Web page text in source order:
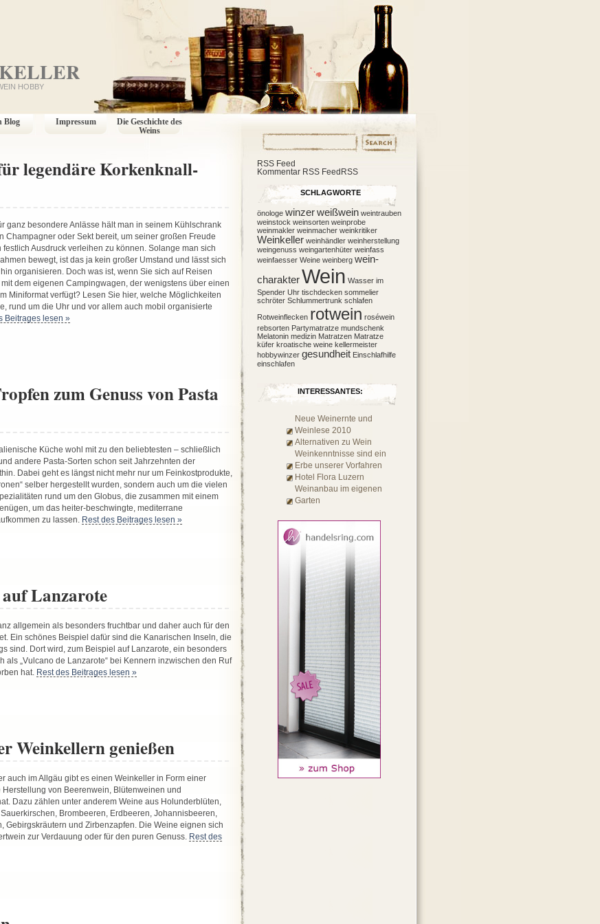
HOBBY
Blog Impressum
Die Geschichte des
Weins
legendäre Korkenknall-
ganz besondere Anlässe hält man in seinem Kühlschrank
Champagner oder Sekt bereit, um seiner großen Freude
Ausdruck verleihen zu können. Solange man sich
bewegt, ist das ja kein großer Umstand und lässt sich
organisieren. Doch was ist, wenn Sie sich auf Reisen
dem eigenen Campingwagen, der wenigstens über einen
Miniformat verfügt? Lesen Sie hier, welche Möglichkeiten
rund um die Uhr und vor allem auch mobil organisierte
Beitrages lesen »
zum Genuss von Pasta
Küche wohl mit zu den beliebtesten – schließlich
andere Pasta-Sorten schon seit Jahrzehnten der
Dabei geht es längst nicht mehr nur um Feinkostprodukte,
selber hergestellt wurden, sondern auch um die vielen
rund um den Globus, die zusammen mit einem
um das heiter-beschwingte, mediterrane
zu lassen.
Rest des Beitrages lesen »
Lanzarote
allgemein als besonders fruchtbar und daher auch für den
Ein schönes Beispiel dafür sind die Kanarischen Inseln, die
sind. Dort wird, zum Beispiel auf Lanzarote, ein besonders
als „Vulcano de Lanzarote“ bei Kennern inzwischen den Ruf
hat.
Rest des Beitrages lesen »
Weinkellern genießen
auch im Allgäu gibt es einen Weinkeller in Form einer
von Beerenwein, Blütenweinen und
Dazu zählen unter anderem Weine aus Holunderblüten,
Brombeeren, Erdbeeren, Johannisbeeren,
Gebirgskräutern und Zirbenzapfen. Die Weine eignen sich
zur Verdauung oder für den puren Genuss.
Rest des
RSS Feed
Kommentar RSS FeedRSS
SCHLAGWORTE
önologe winzerweißwein weintrauben
weinstock weinsorten weinprobe
weinmakler weinmacher weinkritiker
Weinkeller weinhändler weinherstellung
weingenuss weingartenhüter weinfass
weinfaesser Weine weinberg wein-
charakterWein Wasser im
Spender Uhr tischdecken sommelier
schröter Schlummertrunk schlafen
Rotweinflecken rotwein roséwein
rebsorten Partymatratze mundschenk
Melatonin medizin Matratzen Matratze
küfer kroatische weine kellermeister
hobbywinzer gesundheit Einschlafhilfe
einschlafen
INTERESSANTES:
Neue Weinernte und
Weinlese 2010
Alternativen zu Wein
Weinkenntnisse sind ein
Erbe unserer Vorfahren
Hotel Flora Luzern
Weinanbau im eigenen
Garten